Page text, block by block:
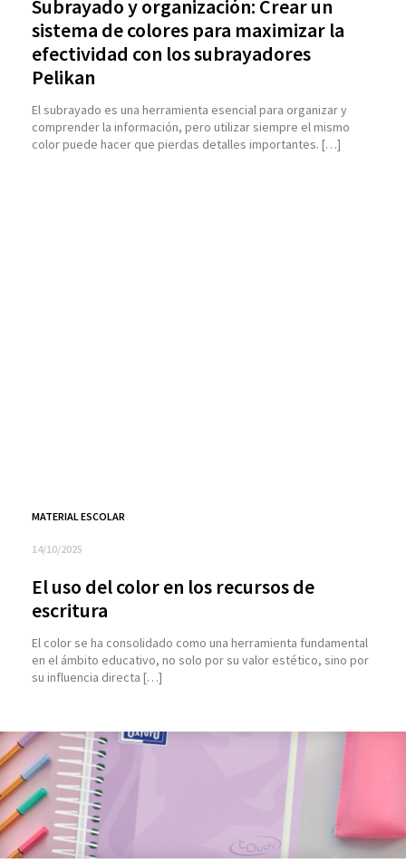
Subrayado y organización: Crear un
sistema de colores para maximizar la
efectividad con los subrayadores
Pelikan
El subrayado es una herramienta esencial para organizar y
comprender la información, pero utilizar siempre el mismo
color puede hacer que pierdas detalles importantes. […]
MATERIAL ESCOLAR
14/10/2025
El uso del color en los recursos de
escritura
El color se ha consolidado como una herramienta fundamental
en el ámbito educativo, no solo por su valor estético, sino por
su influencia directa […]